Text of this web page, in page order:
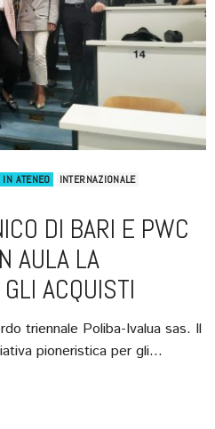
IN ATENEO
INTERNAZIONALE
DI BARI E PWC
AULA LA
ACQUISTI
triennale Poliba-Ivalua sas. Il
pioneristica per gli…